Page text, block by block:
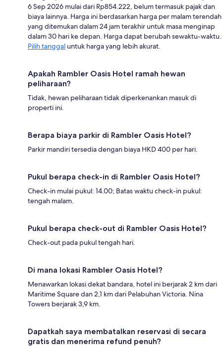
6 Sep 2026 mulai dari Rp854.222, belum termasuk pajak dan
biaya lainnya. Harga ini berdasarkan harga per malam terendah
yang ditemukan dalam 24 jam terakhir untuk masa menginap
dalam 30 hari ke depan. Harga dapat berubah sewaktu-waktu.
Pilih tanggal untuk harga yang lebih akurat.
Apakah Rambler Oasis Hotel ramah hewan
peliharaan?
Tidak, hewan peliharaan tidak diperkenankan masuk di
properti ini.
Berapa biaya parkir di Rambler Oasis Hotel?
Parkir mandiri tersedia dengan biaya HKD 400 per hari.
Pukul berapa check-in di Rambler Oasis Hotel?
Check-in mulai pukul: 14.00; Batas waktu check-in pukul:
tengah malam.
Pukul berapa check-out di Rambler Oasis Hotel?
Check-out pada pukul tengah hari.
Di mana lokasi Rambler Oasis Hotel?
Menawarkan lokasi dekat bandara, hotel ini berjarak 2 km dari
Maritime Square dan 2,1 km dari Pelabuhan Victoria. Nina
Towers berjarak 3,9 km.
Dapatkah saya membatalkan reservasi di secara
gratis dan menerima refund penuh?